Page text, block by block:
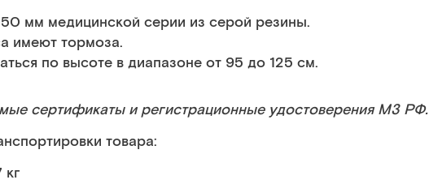
мм медицинской серии из серой резины.
имеют тормоза.
по высоте в диапазоне от 95 до 125 см.
сертификаты и регистрационные удостоверения МЗ РФ.
товара:
кг